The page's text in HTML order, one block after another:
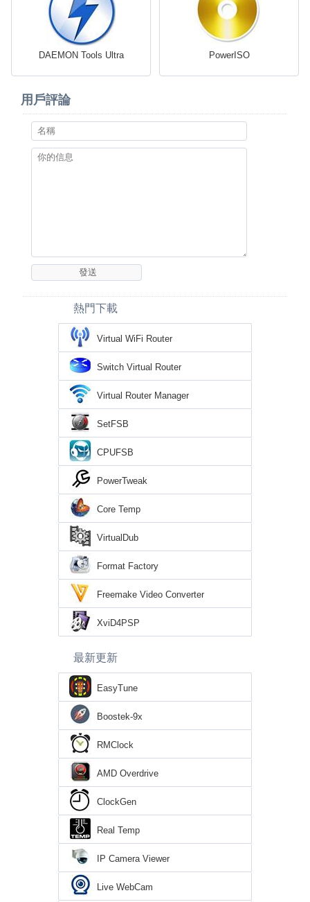
DAEMON Tools Ultra PowerISO
用戶評論
熱門下載
Virtual WiFi Router
Switch Virtual Router
Virtual Router Manager
SetFSB
CPUFSB
PowerTweak
Core Temp
VirtualDub
Format Factory
Freemake Video Converter
XviD4PSP
最新更新
EasyTune
Boostek-9x
RMClock
AMD Overdrive
ClockGen
Real Temp
IP Camera Viewer
Live WebCam